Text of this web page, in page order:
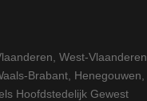
West-Vlaanderen
Brabant Henegouwen
Hoofdstedelijk Gewest